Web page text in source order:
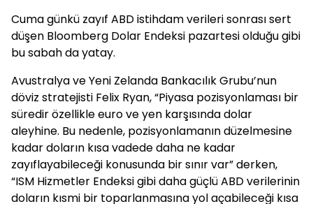
Cuma günkü zayıf ABD istihdam verileri sonrası sert
düşen Bloomberg Dolar Endeksi pazartesi olduğu gibi
bu sabah da yatay.
Avustralya ve Yeni Zelanda Bankacılık Grubu’nun
döviz stratejisti Felix Ryan, “Piyasa pozisyonlaması bir
süredir özellikle euro ve yen karşısında dolar
aleyhine. Bu nedenle, pozisyonlamanın düzelmesine
kadar doların kısa vadede daha ne kadar
zayıflayabileceği konusunda bir sınır var” derken,
“ISM Hizmetler Endeksi gibi daha güçlü ABD verilerinin
doların kısmi bir toparlanmasına yol açabileceği kısa